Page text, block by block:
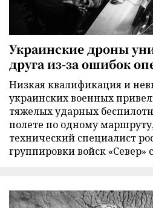
Украинские дроны
друга из-за ошибок
Низкая квалификация и
украинских военных
тяжелых ударных
полете по одному
технический специалист
группировки войск